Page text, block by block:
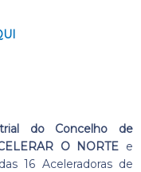
do Concelho de
O NORTE e
16 Aceleradoras de